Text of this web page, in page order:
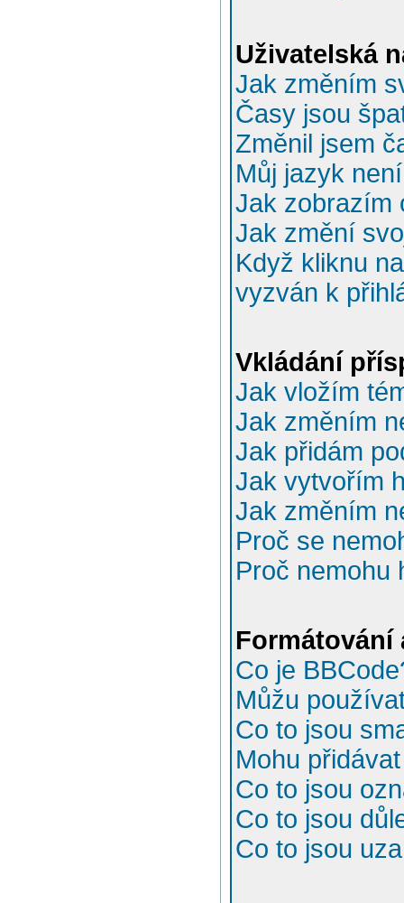
Uživatelská
Jak změním
Časy jsou
Změnil jsem
Můj jazyk
Jak zobrazím
Jak změní
Když kliknu
vyzván k
Vkládání
Jak vložím
Jak změním
Jak přidám
Jak vytvořím
Jak změním
Proč se
Proč nemohu
Formátování
Co je
Můžu
Co to jsou
Mohu
Co to jsou
Co to jsou
Co to jsou